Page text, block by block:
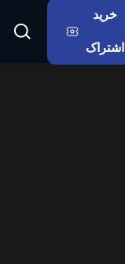
خرید
اشتراک